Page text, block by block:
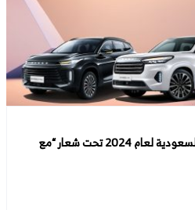
تعرف على أحدث عروض اكسيد السعودية لعام 2024 تحت شعار “مع